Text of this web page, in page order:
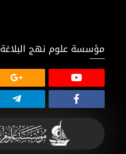
مؤسسة علوم نهج البلاغة